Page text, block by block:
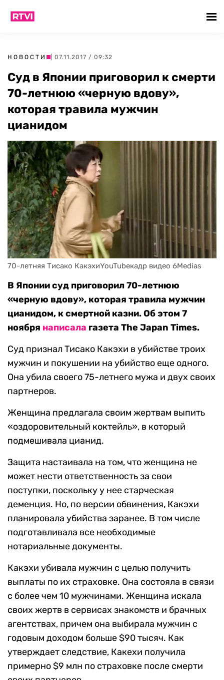
НОВОСТИ | 07.11.2017 / 09:32
Суд в Японии приговорил к смерти
70-летнюю «черную вдову»,
которая травила мужчин
цианидом
70-летняя Тисако КакэхиYouTubeкадр видео 6Medias
В Японии суд приговорил 70-летнюю
«черную вдову», которая травила мужчин
цианидом, к смертной казни. Об этом 7
ноября написала газета The Japan Times.
Суд признал Тисако Какэхи в убийстве троих
мужчин и покушении на убийство еще одного.
Она убила своего 75-летнего мужа и двух своих
партнеров.
Женщина предлагала своим жертвам выпить
«оздоровительный коктейль», в который
подмешивала цианид.
Защита настаивала на том, что женщина не
может нести ответственность за свои
поступки, поскольку у нее старческая
деменция. Но, по версии обвинения, Какэхи
планировала убийства заранее. В том числе
подготавливала все необходимые
нотариальные документы.
Какэхи убивала мужчин с целью получить
выплаты по их страховке. Она состояла в связи
с более чем 10 мужчинами. Женщина искала
своих жертв в сервисах знакомств и брачных
агентствах, причем она выбирала мужчин с
годовым доходом больше $90 тысяч. Как
утверждает следствие, Какехи получила
примерно $9 млн по страховке после смерти